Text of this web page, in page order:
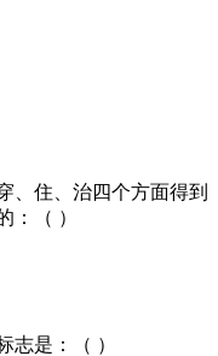
、住、治四个方面得到
：（ ）
志是：（ ）